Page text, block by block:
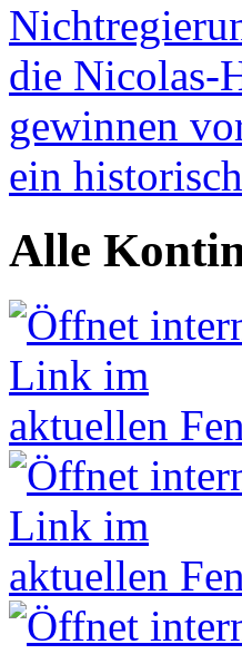
die Nicolas-
gewinnen
ein
Alle